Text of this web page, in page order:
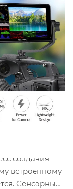
создания
встроенному
Сенсорный